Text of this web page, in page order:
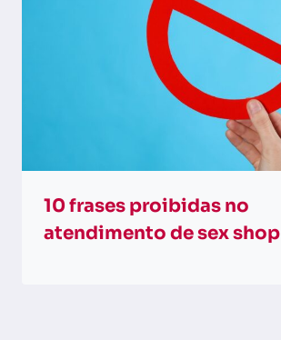
10 frases proibidas no
atendimento de sex shop